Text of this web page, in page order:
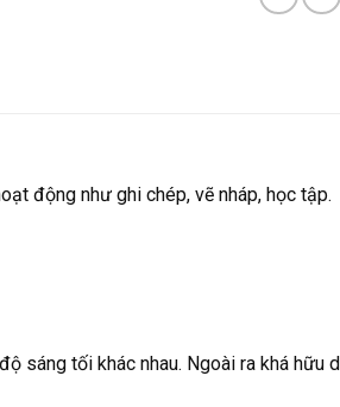
động như ghi chép, vẽ nháp, học tập.
sáng tối khác nhau. Ngoài ra khá